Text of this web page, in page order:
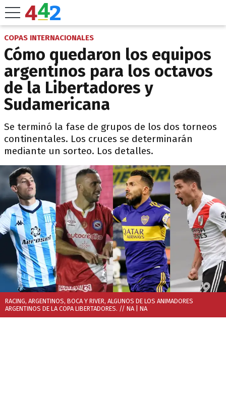
COPAS INTERNACIONALES
Cómo quedaron los equipos
argentinos para los octavos
de la Libertadores y
Sudamericana
Se terminó la fase de grupos de los dos torneos
continentales. Los cruces se determinarán
mediante un sorteo. Los detalles.
RACING, ARGENTINOS, BOCA Y RIVER, ALGUNOS DE LOS ANIMADORES
ARGENTINOS DE LA COPA LIBERTADORES. // NA | NA